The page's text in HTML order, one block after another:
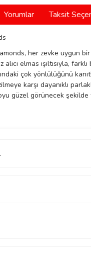
Yorumlar Taksit
her zevke uygun
alıcı elmas ışıltısıyla,
çok yönlülüğünü
karşı dayanıklı
güzel görünecek şekilde